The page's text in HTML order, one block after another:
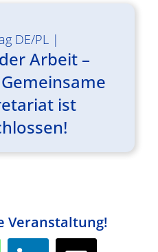
DE/PL |
Arbeit –
ist
Veranstaltung!